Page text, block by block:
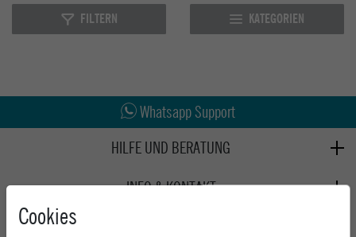
FILTERN KATEGORIEN
Whatsapp Support
HILFE UND BERATUNG
INFO & KONTAKT
Cookies